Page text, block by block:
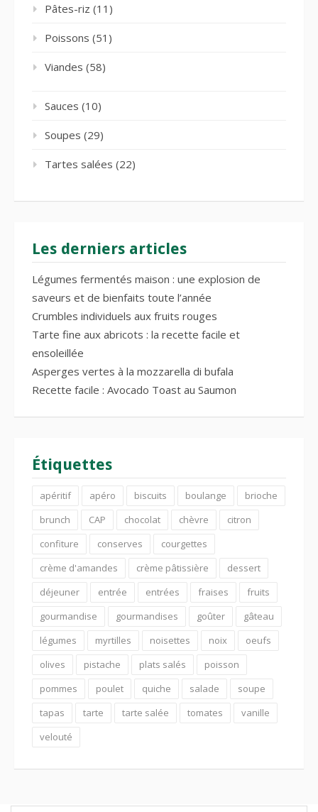
Pâtes-riz (11)
Poissons (51)
Viandes (58)
Sauces (10)
Soupes (29)
Tartes salées (22)
Les derniers articles
Légumes fermentés maison : une explosion de
saveurs et de bienfaits toute l’année
Crumbles individuels aux fruits rouges
Tarte fine aux abricots : la recette facile et
ensoleillée
Asperges vertes à la mozzarella di bufala
Recette facile : Avocado Toast au Saumon
Étiquettes
apéritif apéro biscuits boulange
brioche
brunch
CAP chocolat chèvre
citron
confiture
conserves
courgettes
crème d'amandes
crème pâtissière
dessert
déjeuner
entrée entrées fraises
fruits
gourmandise
gourmandises goûter
gâteau
légumes
myrtilles noisettes noix
oeufs
olives
pistache plats salés
poisson
pommes
poulet quiche salade
soupe
tapas
tarte tarte salée tomates
vanille
velouté